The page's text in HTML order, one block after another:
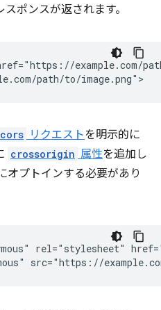
ポンスが返されます。
example.com/
cors リクエストを明示的に
crossorigin 属性を追加し
オプトインする必要があり
rel="stylesheet"